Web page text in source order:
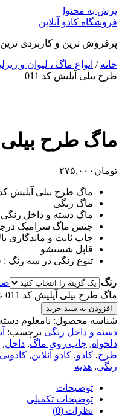
پرش به محتوا
فروشگاه کادو آنلاین
پرفروش ترین و کاربردی
خانه / انواع ماگ ، لیوان و
طرح بیلی آیلیش کد 011
ماگ طرح بیلی
تومان ۲۷۵,۰۰۰
ماگ طرح بیلی آیلیش کد
ماگ رنگی
ماگ دسته و داخل رنگی
جنس ماگ سرامیک
چاپ ثابت و ماندگاری
قابل شستشو
تنوع رنگی در سه رنگ :
رنگ
ماگ طرح بیلی آیلیش کد 011 عدد
افزودن به سبد خرید
شناسه محصول: نامعلوم
دسته و داخل رنگی برچسب:
دلخواه, چاپ روی ماگ, داخل,
طرح, کادو, کادو آنلاین, کادویی
رنگی, هدیه
توضیحات
توضیحات تکمیلی
نظرات (0)